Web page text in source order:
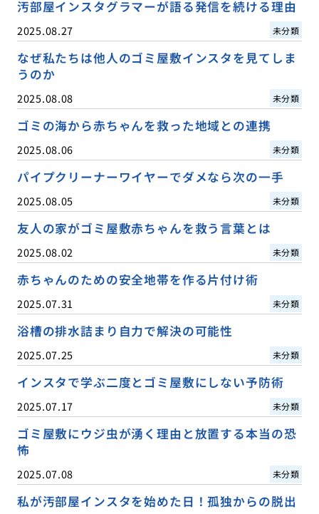
汚部屋インスタグラマーが語る発信を続ける理由
2025.08.27 未分類
なぜ私たちは他人のゴミ屋敷インスタを見てしま
うのか
2025.08.08 未分類
ゴミの海から赤ちゃんを救った地域との連携
2025.08.06 未分類
パイプクリーナーワイヤーでダメなら次の一手
2025.08.05 未分類
友人の家がゴミ屋敷赤ちゃんを救う言葉とは
2025.08.02 未分類
赤ちゃんのための安全地帯を作る片付け術
2025.07.31 未分類
浴槽の排水詰まり自力で解決の可能性
2025.07.25 未分類
インスタで学ぶ二度とゴミ屋敷にしない予防術
2025.07.17 未分類
ゴミ屋敷にウジ虫が湧く理由と放置する本当の恐
怖
2025.07.08 未分類
私が汚部屋インスタを始めた日！孤独からの脱出